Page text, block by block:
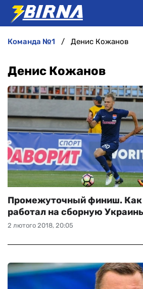
РІЗНЕ
БУКМЕКЕРИ
команда №1 Денис Кожанов
Денис Кожанов
2 лютого 2018, 20:05
Промежуточный финиш.
работал на сборную